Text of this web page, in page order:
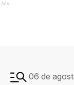
Ads
06 de